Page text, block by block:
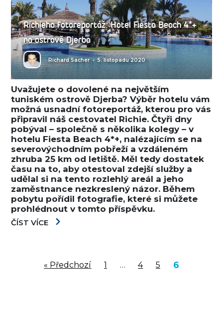
Richieho fotoreportáž: Hotel Fiesta Beach 4*+
na ostrově Djerba
Richard Sacher•5. listopadu 2020
Uvažujete o dovolené na největším
tuniském ostrově Djerba? Výběr hotelu vám
možná usnadní fotoreportáž, kterou pro vás
připravil náš cestovatel Richie. Čtyři dny
pobýval – společně s několika kolegy – v
hotelu Fiesta Beach 4*+, nalézajícím se na
severovýchodním pobřeží a vzdáleném
zhruba 25 km od letiště. Měl tedy dostatek
času na to, aby otestoval zdejší služby a
udělal si na tento rozlehlý areál a jeho
zaměstnance nezkreslený názor. Během
pobytu pořídil fotografie, které si můžete
prohlédnout v tomto příspěvku.
ČÍST VÍCE
« Předchozí 1 … 4 5 6